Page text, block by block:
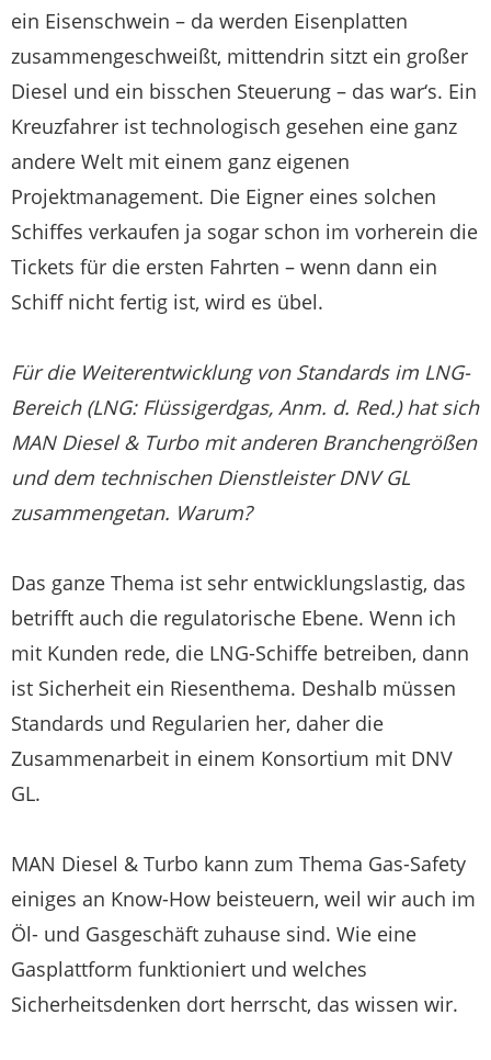
ein Eisenschwein – da werden Eisenplatten
zusammengeschweißt, mittendrin sitzt ein großer
Diesel und ein bisschen Steuerung – das war‘s. Ein
Kreuzfahrer ist technologisch gesehen eine ganz
andere Welt mit einem ganz eigenen
Projektmanagement. Die Eigner eines solchen
Schiffes verkaufen ja sogar schon im vorherein die
Tickets für die ersten Fahrten – wenn dann ein
Schiff nicht fertig ist, wird es übel.
Für die Weiterentwicklung von Standards im LNG-
Bereich (LNG: Flüssigerdgas, Anm. d. Red.) hat sich
MAN Diesel & Turbo mit anderen Branchengrößen
und dem technischen Dienstleister DNV GL
zusammengetan. Warum?
Das ganze Thema ist sehr entwicklungslastig, das
betrifft auch die regulatorische Ebene. Wenn ich
mit Kunden rede, die LNG-Schiffe betreiben, dann
ist Sicherheit ein Riesenthema. Deshalb müssen
Standards und Regularien her, daher die
Zusammenarbeit in einem Konsortium mit DNV
GL.
MAN Diesel & Turbo kann zum Thema Gas-Safety
einiges an Know-How beisteuern, weil wir auch im
Öl- und Gasgeschäft zuhause sind. Wie eine
Gasplattform funktioniert und welches
Sicherheitsdenken dort herrscht, das wissen wir.